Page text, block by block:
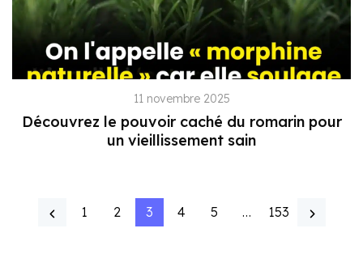
11 novembre 2025
Découvrez le pouvoir caché du romarin pour
un vieillissement sain
1 2 3 4 5 … 153